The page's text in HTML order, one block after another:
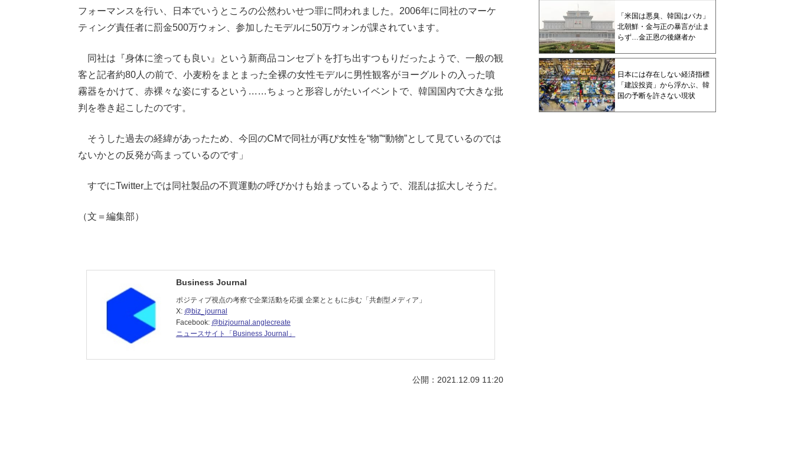
フォーマンスを行い、日本でいうところの公然わいせつ罪に問われました。2006年に同社のマーケ
ティング責任者に罰金500万ウォン、参加したモデルに50万ウォンが課されています。
同社は『身体に塗っても良い』という新商品コンセプトを打ち出すつもりだったようで、一般の観
客と記者約80人の前で、小麦粉をまとまった全裸の女性モデルに男性観客がヨーグルトの入った噴
霧器をかけて、赤裸々な姿にするという……ちょっと形容しがたいイベントで、韓国国内で大きな批
判を巻き起こしたのです。
そうした過去の経緯があったため、今回のCMで同社が再び女性を“物”“動物”として見ているのでは
ないかとの反発が高まっているのです」
すでにTwitter上では同社製品の不買運動の呼びかけも始まっているようで、混乱は拡大しそうだ。
（文＝編集部）
Business Journal
ポジティブ視点の考察で企業活動を応援 企業とともに歩む「共創型メディア」
X: @biz_journal
Facebook: @bizjournal.anglecreate
ニュースサイト「Business Journal」
公開：2021.12.09 11:20
「米国は悪臭、韓国はバカ」
北朝鮮・金与正の暴言が止ま
らず…金正恩の後継者か
日本には存在しない経済指標
「建設投資」から浮かぶ、韓
国の予断を許さない現状